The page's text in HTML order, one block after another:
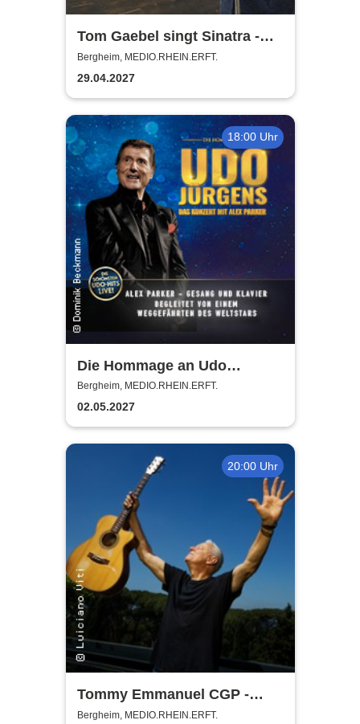
Tom Gaebel singt Sinatra -
Tour 2027
Bergheim, MEDIO.RHEIN.ERFT.
29.04.2027
18:00 Uhr
Die Hommage an Udo
Jürgens - Das Konzert mit
Alex Parker
Bergheim, MEDIO.RHEIN.ERFT.
02.05.2027
20:00 Uhr
Tommy Emmanuel CGP -
Living in the Light Tour
Bergheim, MEDIO.RHEIN.ERFT.